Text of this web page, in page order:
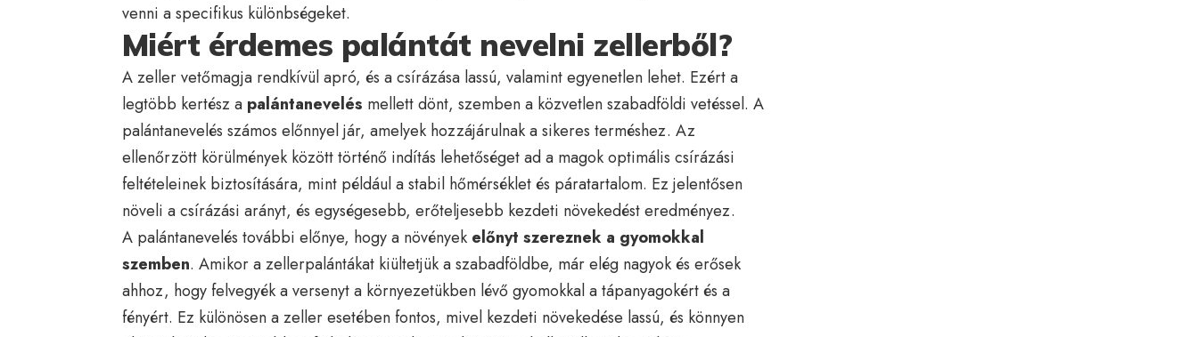
venni a specifikus különbségeket.
Miért érdemes palántát nevelni zellerből?
A zeller vetőmagja rendkívül apró, és a csírázása lassú, valamint egyenetlen lehet. Ezért a
legtöbb kertész a palántanevelés mellett dönt, szemben a közvetlen szabadföldi vetéssel. A
palántanevelés számos előnnyel jár, amelyek hozzájárulnak a sikeres terméshez. Az
ellenőrzött körülmények között történő indítás lehetőséget ad a magok optimális csírázási
feltételeinek biztosítására, mint például a stabil hőmérséklet és páratartalom. Ez jelentősen
növeli a csírázási arányt, és egységesebb, erőteljesebb kezdeti növekedést eredményez.
A palántanevelés további előnye, hogy a növények előnyt szereznek a gyomokkal
szemben. Amikor a zellerpalántákat kiültetjük a szabadföldbe, már elég nagyok és erősek
ahhoz, hogy felvegyék a versenyt a környezetükben lévő gyomokkal a tápanyagokért és a
fényért. Ez különösen a zeller esetében fontos, mivel kezdeti növekedése lassú, és könnyen